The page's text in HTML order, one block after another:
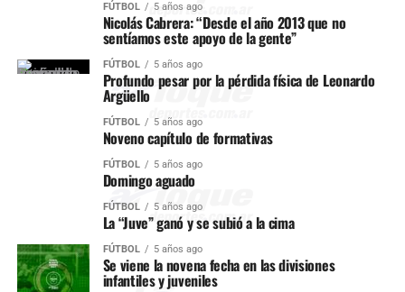
FÚTBOL 5 años ago
Nicolás Cabrera: “Desde el año 2013 que no
sentíamos este apoyo de la gente”
FÚTBOL 5 años ago
Profundo pesar por la pérdida física de Leonardo
Argüello
FÚTBOL 5 años ago
Noveno capítulo de formativas
FÚTBOL 5 años ago
Domingo aguado
FÚTBOL 5 años ago
La “Juve” ganó y se subió a la cima
FÚTBOL 5 años ago
Se viene la novena fecha en las divisiones
infantiles y juveniles